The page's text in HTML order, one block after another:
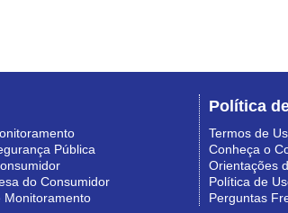
Pública
do Consumidor
Monitoramento
Política
Termos de
Conheça o
Orientações
Política de
Perguntas